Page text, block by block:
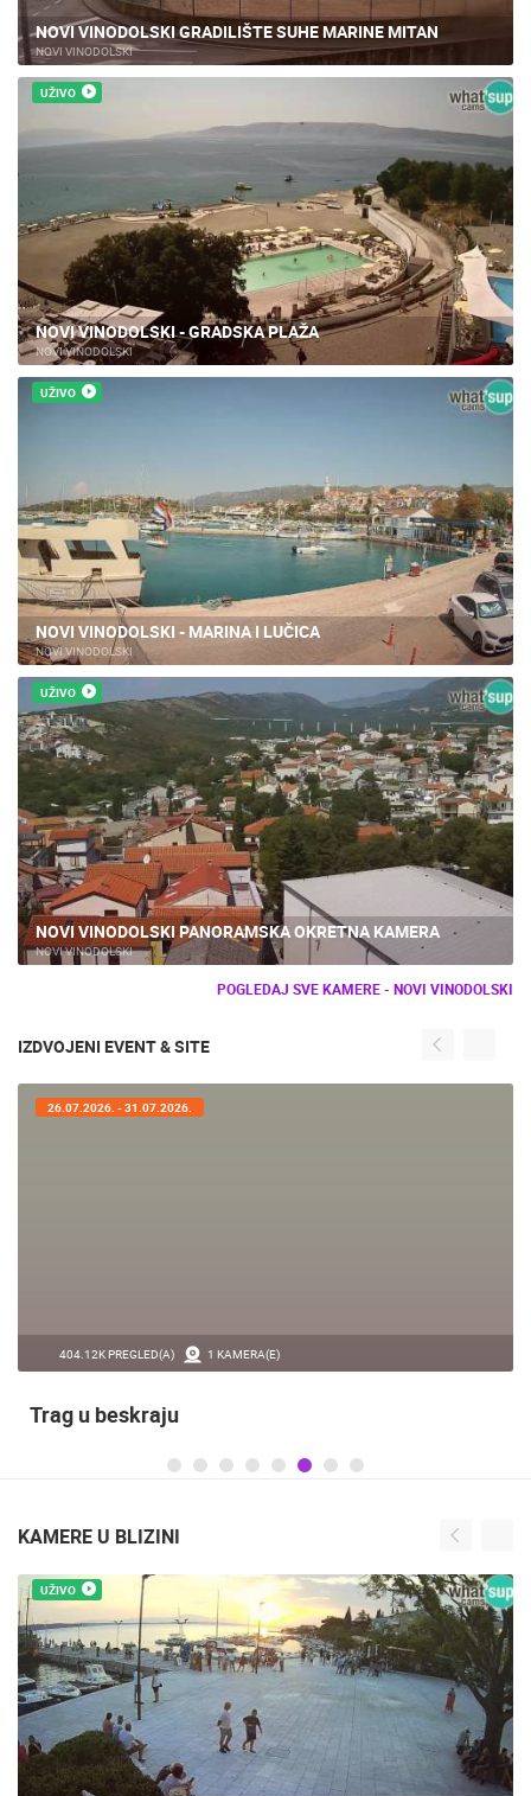
NOVI VINODOLSKI GRADILIŠTE SUHE MARINE MITAN
NOVI VINODOLSKI
UŽIVO
NOVI VINODOLSKI - GRADSKA PLAŽA
NOVI VINODOLSKI
UŽIVO
NOVI VINODOLSKI - MARINA I LUČICA
NOVI VINODOLSKI
UŽIVO
NOVI VINODOLSKI PANORAMSKA OKRETNA KAMERA
NOVI VINODOLSKI
POGLEDAJ SVE KAMERE - NOVI VINODOLSKI
IZDVOJENI EVENT & SITE
440.66K PREGLED(A) 3 KAMERA(E)
25.07.2026. - 27.07.2026.
Rabska fjera - srednjovjekovni ljetni festival u
UŽIVO